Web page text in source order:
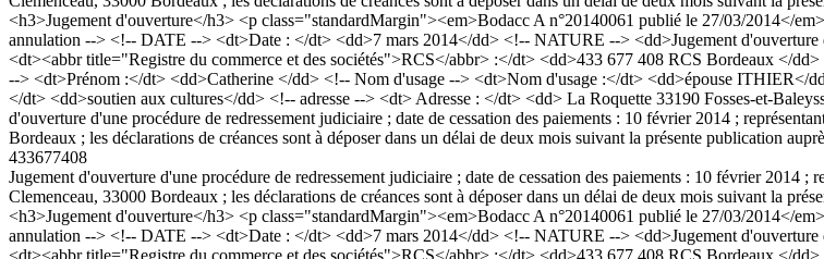
<h3>Jugement d'ouverture</h3> <p class="standardMargin"><em>Bodacc A n°20140061 publié le 27/03/2014</
annulation --> <!-- DATE --> <dt>Date : </dt> <dd>7 mars 2014</dd> <!-- NATURE --> <dd>Jugement
<dt><abbr title="Registre du commerce et des sociétés">RCS</abbr> :</dt> <dd>433 677 408 RCS Bordeaux
--> <dt>Prénom :</dt> <dd>Catherine </dd> <!-- Nom d'usage --> <dt>Nom d'usage :</dt> <dd>épouse
</dt> <dd>soutien aux cultures</dd> <!-- adresse --> <dt> Adresse : </dt> <dd> La Roquette 33190 Fosses-et-
d'ouverture d'une procédure de redressement judiciaire ; date de cessation des paiements : 10 février 2014 ;
Bordeaux ; les déclarations de créances sont à déposer dans un délai de deux mois suivant la présente publication
433677408
Jugement d'ouverture d'une procédure de redressement judiciaire ; date de cessation des paiements : 10 février
Clemenceau, 33000 Bordeaux ; les déclarations de créances sont à déposer dans un délai de deux mois suivant la
<h3>Jugement d'ouverture</h3> <p class="standardMargin"><em>Bodacc A n°20140061 publié le 27/03/2014</
annulation --> <!-- DATE --> <dt>Date : </dt> <dd>7 mars 2014</dd> <!-- NATURE --> <dd>Jugement
<dt><abbr title="Registre du commerce et des sociétés">RCS</abbr> :</dt> <dd>433 677 408 RCS Bordeaux